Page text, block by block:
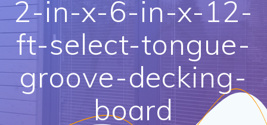
2-in-x-6-in-x-12-
ft-select-tongue-
groove-decking-
board